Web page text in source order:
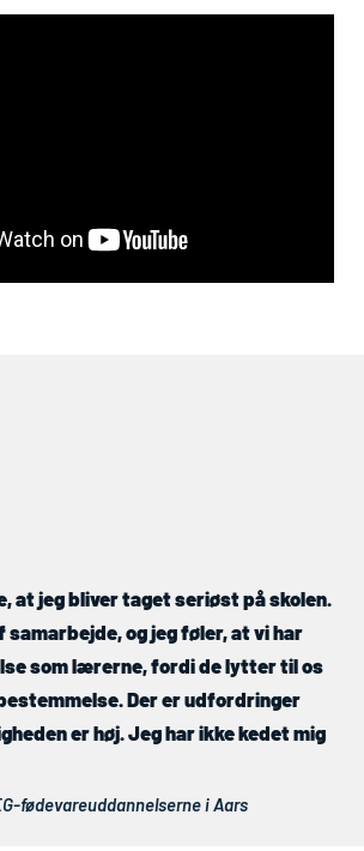
at jeg bliver taget seriøst på skolen.
samarbejde, og jeg føler, at vi har
som lærerne, fordi de lytter til os
Der er udfordringer
er høj. Jeg har ikke kedet mig
-fødevareuddannelserne i Aars